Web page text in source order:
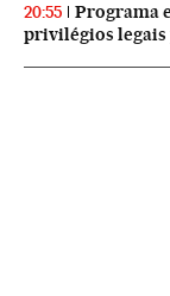
20:55
Programa
privilégios legais